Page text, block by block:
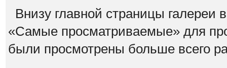
Внизу главной страницы галереи
«Самые просматриваемые» для
были просмотрены больше всего